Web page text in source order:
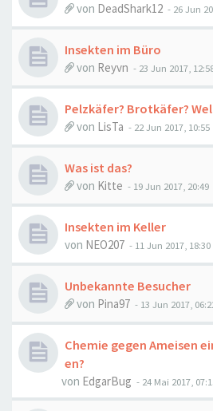
von DeadShark12 - 26 Jun
Insekten im Büro
von Reyvn - 23 Jun 2017,
Pelzkäfer? Brotkäfer?
von LisTa - 22 Jun 2017, 10:55
Was ist das?
von Kitte - 19 Jun 2017, 20:49
Insekten im Keller
von NEO207 - 11 Jun 2017, 18:30
Unbekannte Besucher
von Pina97 - 13 Jun 2017,
Chemie gegen Ameisen
en?
von EdgarBug - 24 Mai 2017,